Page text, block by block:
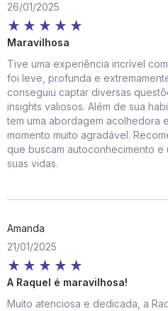
26/01/2025
Maravilhosa
Tive uma experiência incrível
foi leve, profunda e
conseguiu captar diversas
insights valiosos. Além de sua
tem uma abordagem acolhedora
momento muito agradável.
que buscam autoconhecimento
suas vidas.
Amanda
21/01/2025
A Raquel é maravilhosa!
Muito atenciosa e dedicada, a